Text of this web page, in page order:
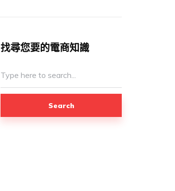
找尋您要的電商知識
Search